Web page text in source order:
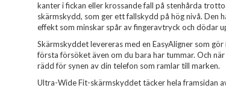
kanter i fickan eller krossande fall på stenhårda
skärmskydd, som ger ett fallskydd på hög nivå. Den
effekt som minskar spår av fingeravtryck och dödar
Skärmskyddet levereras med en EasyAligner som
första försöket även om du bara har tummar. Och
rädd för synen av din telefon som ramlar till marken.
Ultra-Wide Fit-skärmskyddet täcker hela framsidan